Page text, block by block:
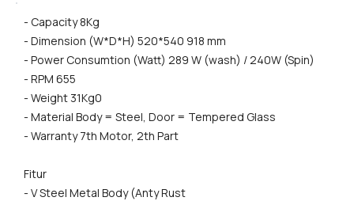
- Capacity 8Kg
- Dimension (W*D*H) 520*540 918 mm
- Power Consumtion (Watt) 289 W (wash) / 240W (Spin)
- RPM 655
- Weight 31Kg0
- Material Body = Steel, Door = Tempered Glass
- Warranty 7th Motor, 2th Part
Fitur
- V Steel Metal Body (Anty Rust